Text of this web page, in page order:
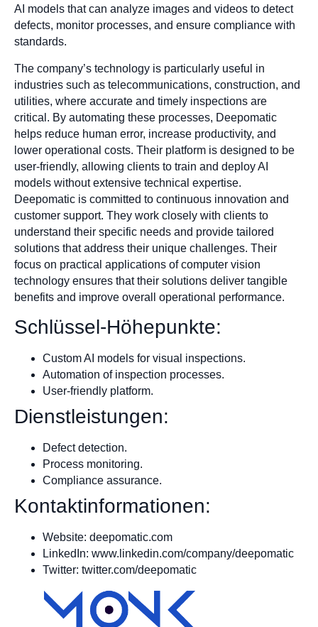
AI models that can analyze images and videos to detect
defects, monitor processes, and ensure compliance with
standards.
The company’s technology is particularly useful in
industries such as telecommunications, construction, and
utilities, where accurate and timely inspections are
critical. By automating these processes, Deepomatic
helps reduce human error, increase productivity, and
lower operational costs. Their platform is designed to be
user-friendly, allowing clients to train and deploy AI
models without extensive technical expertise.
Deepomatic is committed to continuous innovation and
customer support. They work closely with clients to
understand their specific needs and provide tailored
solutions that address their unique challenges. Their
focus on practical applications of computer vision
technology ensures that their solutions deliver tangible
benefits and improve overall operational performance.
Schlüssel-Höhepunkte:
Custom AI models for visual inspections.
Automation of inspection processes.
User-friendly platform.
Dienstleistungen:
Defect detection.
Process monitoring.
Compliance assurance.
Kontaktinformationen:
Website: deepomatic.com
LinkedIn: www.linkedin.com/company/deepomatic
Twitter: twitter.com/deepomatic